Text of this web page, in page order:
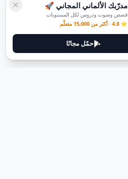
مدرّبك الألماني المجاني 🚀
قصص وصوت ودروس لكل المستويات
⭐ 4.8 · أكثر من 15,000 متعلّم
حمّل مجانًا